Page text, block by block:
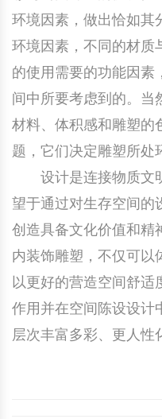
环境因素，做出恰如其
环境因素，不同的材质
的使用需要的功能因素
间中所要考虑到的。当
材料、体积感和雕塑的
题，它们决定雕塑所处
设计是连接物质文
望于通过对生存空间的
创造具备文化价值和精
内装饰雕塑，不仅可以
以更好的营造空间舒适
作用并在空间陈设设计
层次丰富多彩、更人性